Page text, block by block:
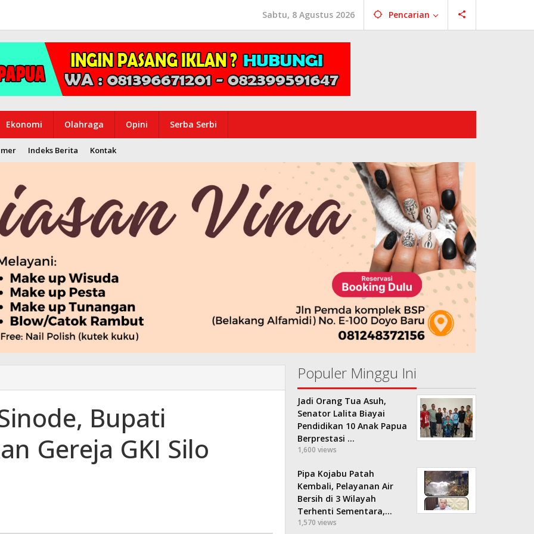
Sabtu, 8 Agustus 2026 Pencarian
Ekonomi Olahraga Opini Serba Serbi
Indeks Berita Kontak
Bupati
Gereja GKI Silo
Populer Minggu Ini
Jadi Orang Tua Asuh,
Senator Lalita Biayai
Pendidikan 10 Anak Papua
Berprestasi …
1,600 views
Pipa Kojabu Patah
Kembali, Pelayanan Air
Bersih di 3 Wilayah
Terhenti Sementara,…
1,570 views